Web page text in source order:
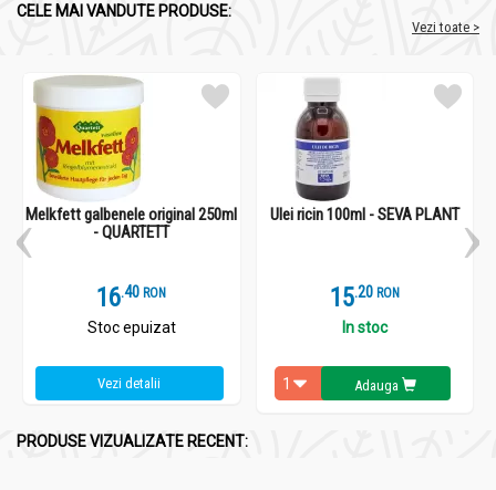
CELE MAI VANDUTE PRODUSE:
Vezi toate >
Melkfett galbenele original 250ml
- QUARTETT
16.4 RON
Stoc epuizat
Vezi detalii
Ulei ricin 100ml - SEVA PLANT
15.2 RON
In stoc
Adauga
PRODUSE VIZUALIZATE RECENT: